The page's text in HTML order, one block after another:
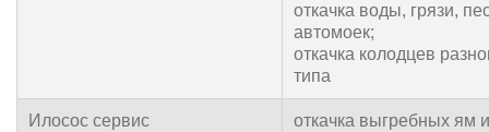
откачка воды, грязи,
автомоек;
откачка колодцев
типа
Илосос сервис
откачка выгребных ям и